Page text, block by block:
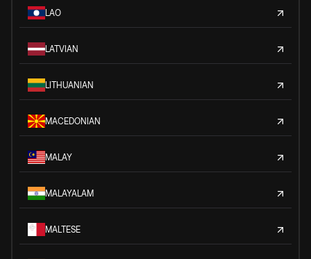
LAO
LATVIAN
LITHUANIAN
MACEDONIAN
MALAY
MALAYALAM
MALTESE